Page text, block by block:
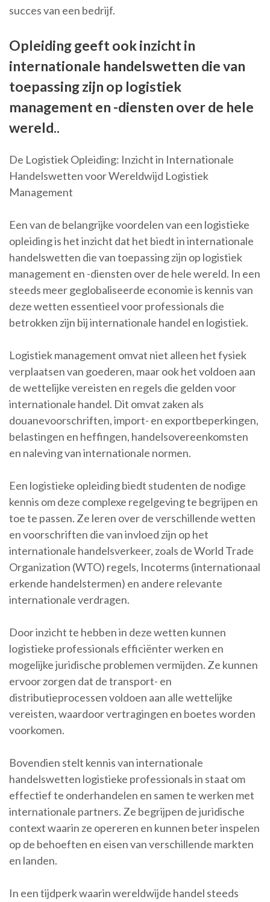
succes van een bedrijf.
Opleiding geeft ook inzicht in
internationale handelswetten die van
toepassing zijn op logistiek
management en -diensten over de hele
wereld..
De Logistiek Opleiding: Inzicht in Internationale
Handelswetten voor Wereldwijd Logistiek
Management
Een van de belangrijke voordelen van een logistieke
opleiding is het inzicht dat het biedt in internationale
handelswetten die van toepassing zijn op logistiek
management en -diensten over de hele wereld. In een
steeds meer geglobaliseerde economie is kennis van
deze wetten essentieel voor professionals die
betrokken zijn bij internationale handel en logistiek.
Logistiek management omvat niet alleen het fysiek
verplaatsen van goederen, maar ook het voldoen aan
de wettelijke vereisten en regels die gelden voor
internationale handel. Dit omvat zaken als
douanevoorschriften, import- en exportbeperkingen,
belastingen en heffingen, handelsovereenkomsten
en naleving van internationale normen.
Een logistieke opleiding biedt studenten de nodige
kennis om deze complexe regelgeving te begrijpen en
toe te passen. Ze leren over de verschillende wetten
en voorschriften die van invloed zijn op het
internationale handelsverkeer, zoals de World Trade
Organization (WTO) regels, Incoterms (internationaal
erkende handelstermen) en andere relevante
internationale verdragen.
Door inzicht te hebben in deze wetten kunnen
logistieke professionals efficiënter werken en
mogelijke juridische problemen vermijden. Ze kunnen
ervoor zorgen dat de transport- en
distributieprocessen voldoen aan alle wettelijke
vereisten, waardoor vertragingen en boetes worden
voorkomen.
Bovendien stelt kennis van internationale
handelswetten logistieke professionals in staat om
effectief te onderhandelen en samen te werken met
internationale partners. Ze begrijpen de juridische
context waarin ze opereren en kunnen beter inspelen
op de behoeften en eisen van verschillende markten
en landen.
In een tijdperk waarin wereldwijde handel steeds